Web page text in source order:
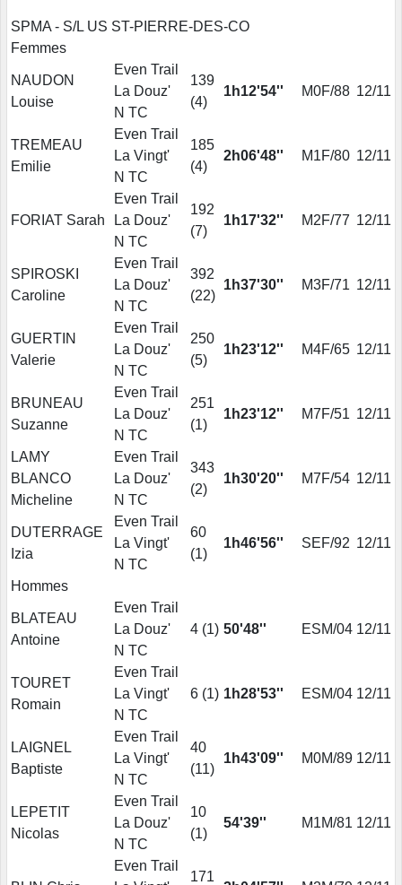
SPMA - S/L US ST-PIERRE-DES-CO
Femmes
NAUDON
Louise
Even Trail
La Douz'
N TC
139
(4)
1h12'54'' M0F/88 12/11
TREMEAU
Emilie
Even Trail
La Vingt'
N TC
185
(4)
2h06'48'' M1F/80 12/11
FORIAT Sarah
Even Trail
La Douz'
N TC
192
(7)
1h17'32'' M2F/77 12/11
SPIROSKI
Caroline
Even Trail
La Douz'
N TC
392
(22)
1h37'30'' M3F/71 12/11
GUERTIN
Valerie
Even Trail
La Douz'
N TC
250
(5)
1h23'12'' M4F/65 12/11
BRUNEAU
Suzanne
Even Trail
La Douz'
N TC
251
(1)
1h23'12'' M7F/51 12/11
LAMY
BLANCO
Micheline
Even Trail
La Douz'
N TC
343
(2)
1h30'20'' M7F/54 12/11
DUTERRAGE
Izia
Even Trail
La Vingt'
N TC
60
(1)
1h46'56'' SEF/92 12/11
Hommes
BLATEAU
Antoine
Even Trail
La Douz'
N TC
4 (1) 50'48'' ESM/04 12/11
TOURET
Romain
Even Trail
La Vingt'
N TC
6 (1) 1h28'53'' ESM/04 12/11
LAIGNEL
Baptiste
Even Trail
La Vingt'
N TC
40
(11)
1h43'09'' M0M/89 12/11
LEPETIT
Nicolas
Even Trail
La Douz'
N TC
10
(1)
54'39'' M1M/81 12/11
Even Trail
171